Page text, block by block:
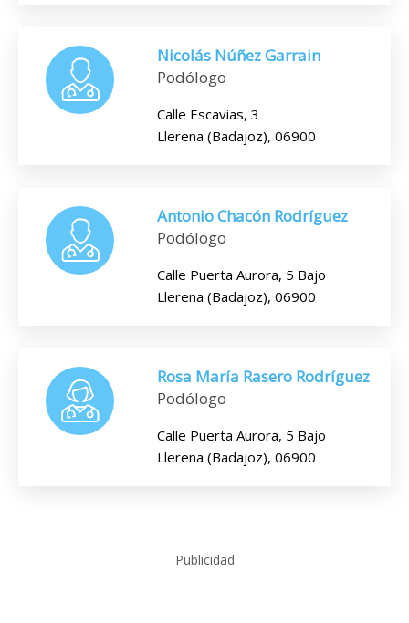
Nicolás Núñez Garrain
Podólogo
Calle Escavias, 3
Llerena (Badajoz), 06900
Antonio Chacón Rodríguez
Podólogo
Calle Puerta Aurora, 5 Bajo
Llerena (Badajoz), 06900
Rosa María Rasero Rodríguez
Podólogo
Calle Puerta Aurora, 5 Bajo
Llerena (Badajoz), 06900
Publicidad